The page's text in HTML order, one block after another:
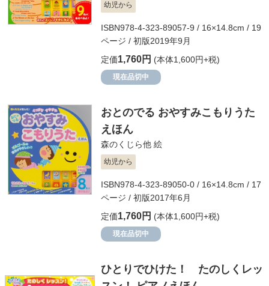
幼児から
ISBN978-4-323-89057-9 / 16×14.8cm / 19
ページ / 初版2019年9月
定価1,760円 (本体1,600円+税)
現在品切中
おとのでる おやすみこもりうた
えほん
森のくじら他 絵
幼児から
ISBN978-4-323-89050-0 / 16×14.8cm / 17
ページ / 初版2017年6月
定価1,760円 (本体1,600円+税)
現在品切中
ひとりでひけた！ たのしくレッ